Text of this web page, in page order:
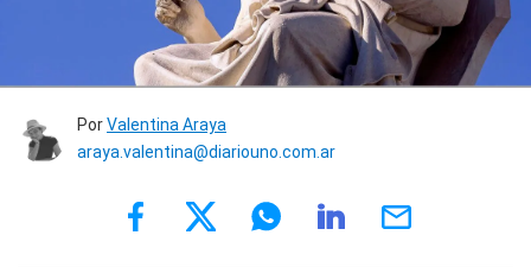
PorValentina Araya
araya.valentina@diariouno.com.ar